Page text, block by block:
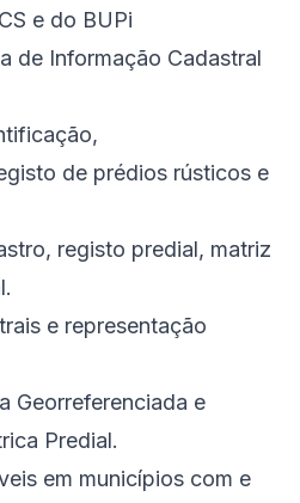
e do BUPi
de Informação Cadastral
de prédios rústicos e
registo predial, matriz
e representação
Georreferenciada e
Predial.
em municípios com e